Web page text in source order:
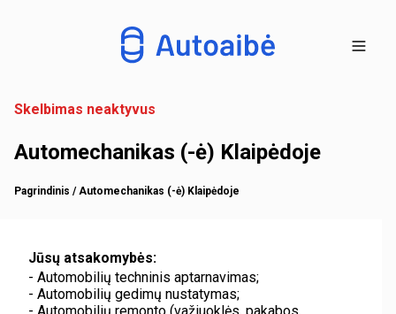
Skelbimas neaktyvus
Automechanikas (-ė) Klaipėdoje
Pagrindinis / Automechanikas (-ė) Klaipėdoje
Jūsų atsakomybės:
- Automobilių techninis aptarnavimas;
- Automobilių gedimų nustatymas;